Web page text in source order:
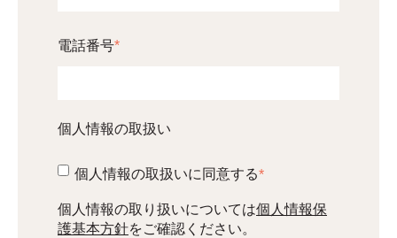
電話番号*
個人情報の取扱い
個人情報の取扱いに同意する*
個人情報の取り扱いについては個人情報保
護基本方針をご確認ください。